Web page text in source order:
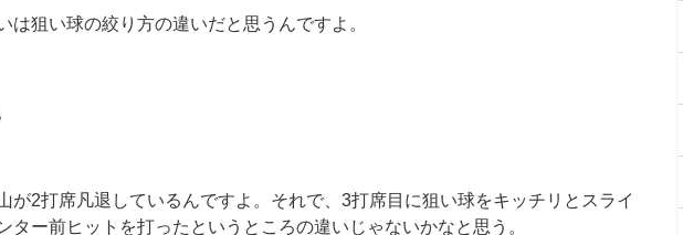
狙い球の絞り方の違いだと思うんですよ。
2打席凡退しているんですよ。それで、3打席目に狙い球をキッチリとスライ
ター前ヒットを打ったというところの違いじゃないかなと思う。